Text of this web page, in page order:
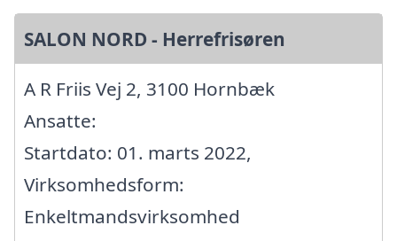
SALON NORD - Herrefrisøren
A R Friis Vej 2, 3100 Hornbæk
Ansatte:
Startdato: 01. marts 2022,
Virksomhedsform:
Enkeltmandsvirksomhed